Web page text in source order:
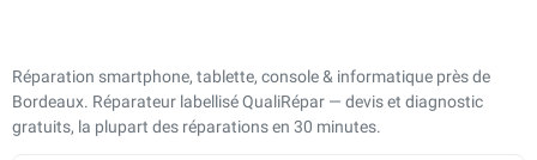
Réparation smartphone, tablette, console & informatique près de
Bordeaux. Réparateur labellisé QualiRépar — devis et diagnostic
gratuits, la plupart des réparations en 30 minutes.